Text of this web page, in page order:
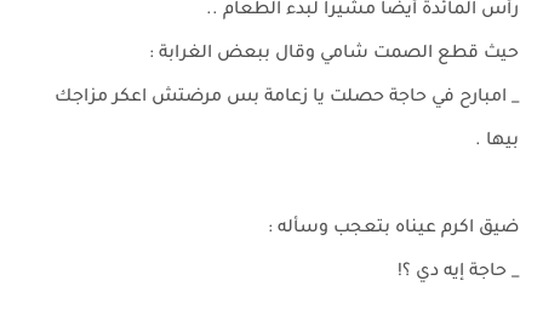
رأس المائدة أيضا مشيرا لبدء الطعام ..
حيث قطع الصمت شامي وقال ببعض الغرابة :
_ امبارح في حاجة حصلت يا زعامة بس مرضتش اعكر مزاجك
بيها .
ضيق اكرم عيناه بتعجب وسأله :
_ حاجة إيه دي ؟!